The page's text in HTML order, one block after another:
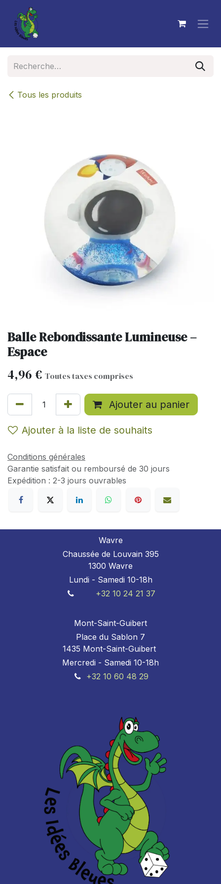
Se rendre au contenu
Tous les produits
Balle Rebondissante Lumineuse –
Espace
4,96 € Toutes taxes comprises
Ajouter au panier
Ajouter à la liste de souhaits
Conditions générales
Garantie satisfait ou remboursé de 30 jours
Expédition : 2-3 jours ouvrables
Wavre
Chaussée de Louvain 395
1300 Wavre
Lundi - Samedi 10-18h
+32 10 24 21 37
Mont-Saint-Guibert
Place du Sablon 7
1435 Mont-Saint-Guibert
Mercredi - Samedi 10-18h
+32 10 60 48 29